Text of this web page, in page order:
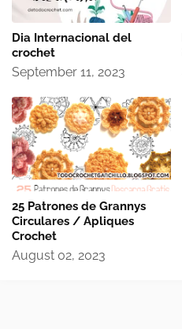
Dia Internacional del
crochet
September 11, 2023
25 Patrones de Grannys
Circulares / Apliques
Crochet
August 02, 2023